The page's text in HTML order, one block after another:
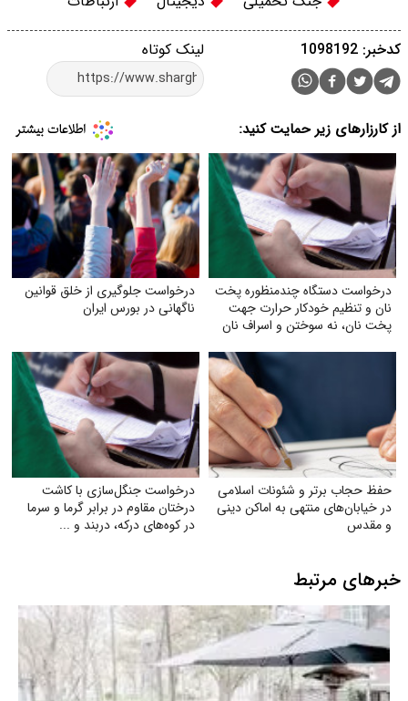
لینک کوتاه کدخبر: 1098192
از کارزارهای زیر حمایت کنید:
درخواست دستگاه چندمنظوره پخت
نان و تنظیم خودکار حرارت جهت
پخت نان، نه سوختن و اسراف نان
درخواست جلوگیری از خلق قوانین
ناگهانی در بورس ایران
حفظ حجاب برتر و شئونات اسلامی
در خیابان‌های منتهی به اماکن دینی
و مقدس
درخواست جنگل‌سازی با کاشت
درختان مقاوم در برابر گرما و سرما
در کوه‌های درکه، دربند و ...
خبرهای مرتبط